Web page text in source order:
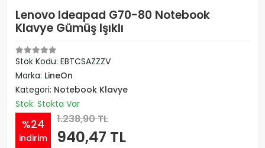
Lenovo Ideapad G70-80 Notebook
Klavye Gümüş Işıklı
Stok Kodu: EBTCSAZZZV
Marka: LineOn
Kategori: Notebook Klavye
Stok: Stokta Var
%24
indirim
1.238,90 TL
940,47 TL